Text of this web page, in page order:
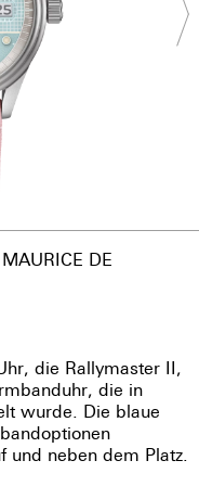
DE
die Rallymaster II,
die in
wurde. Die blaue
und neben dem Platz.